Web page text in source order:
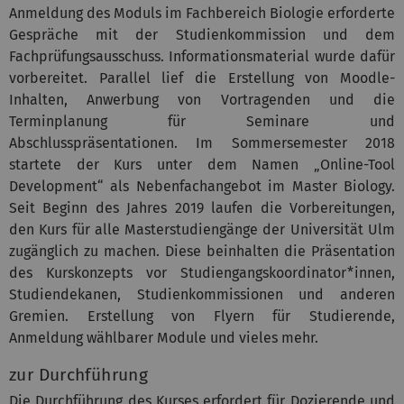
Anmeldung des Moduls im Fachbereich Biologie erforderte
Gespräche mit der Studienkommission und dem
Fachprüfungsausschuss. Informationsmaterial wurde dafür
vorbereitet. Parallel lief die Erstellung von Moodle-
Inhalten, Anwerbung von Vortragenden und die
Terminplanung für Seminare und
Abschlusspräsentationen. Im Sommersemester 2018
startete der Kurs unter dem Namen „Online-Tool
Development“ als Nebenfachangebot im Master Biology.
Seit Beginn des Jahres 2019 laufen die Vorbereitungen,
den Kurs für alle Masterstudiengänge der Universität Ulm
zugänglich zu machen. Diese beinhalten die Präsentation
des Kurskonzepts vor Studiengangskoordinator*innen,
Studiendekanen, Studienkommissionen und anderen
Gremien. Erstellung von Flyern für Studierende,
Anmeldung wählbarer Module und vieles mehr.
zur Durchführung
Die Durchführung des Kurses erfordert für Dozierende und